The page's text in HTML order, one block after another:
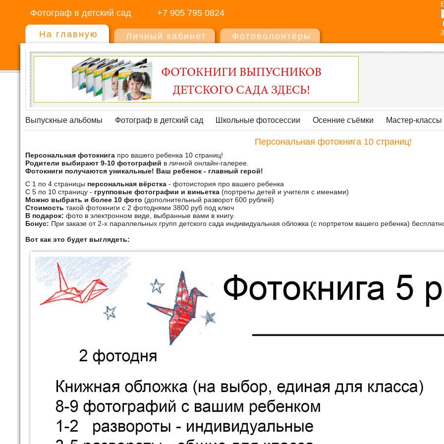
Фотограф в детский сад +7 905 795 0824
На главную Личный кабинет Фотоволонтёры
Выпускные альбомы Фотограф в детский сад Школьные фотосессии Осенние съёмки Мастер-классы
Персональная фотокнига 10 страниц!
Персональная фотокнига про вашего ребенка 10 страниц!
Родители выбирают 9-10 фотографий в личной онлайн-галерее.
Фотокниги получаются уникальные! Ваш ребенок - главный герой!
С 1 по 4 страницы персональная вёрстка - фотоистория про вашего ребенка
С 5 по 10 страницу - групповые фотографии и виньетка (портреты детей и учителя с именами)
Можно выбрать и более 10 фото (дополнительный разворот 600 рублей)
Стоимость такой фотокниги с 2 фотоднями 3800 руб под ключ
В подарок: фото в электронном виде, выбранные вами в книгу.
Бонус: При заказе от 2-х параллельных групп детского сада индивидуальная обложка (с портретом вашего ребенка)
Вот как это будет выглядеть: